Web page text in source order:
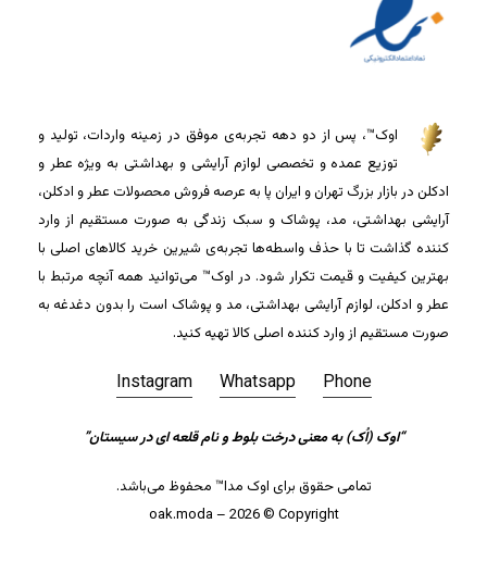
جمع جزء: 0تومان
مشاهده سبد خرید تسویه حساب
اوک™، پس از دو دهه تجربه‌ی موفق در زمینه واردات، تولید و
توزیع عمده و تخصصی لوازم آرایشی و بهداشتی به ویژه عطر و
ادکلن در بازار بزرگ تهران و ایران پا به عرصه فروش محصولات عطر و ادکلن،
آرایشی بهداشتی، مد، پوشاک و سبک زندگی به صورت مستقیم از وارد
کننده گذاشت تا با حذف واسطه‌ها تجربه‌ی شیرین خرید کالاهای اصلی با
بهترین کیفیت و قیمت تکرار شود. در اوک™ می‌توانید همه آنچه مرتبط با
عطر و ادکلن، لوازم آرایشی بهداشتی، مد و پوشاک است را بدون دغدغه به
صورت مستقیم از وارد کننده اصلی کالا تهیه کنید.
Instagram Whatsapp Phone
“اوک (اُک) به معنی درخت بلوط و نام قلعه ای در سیستان”
تمامی حقوق برای اوک مدا™ محفوظ می‌باشد.
oak.moda – 2026 © Copyright